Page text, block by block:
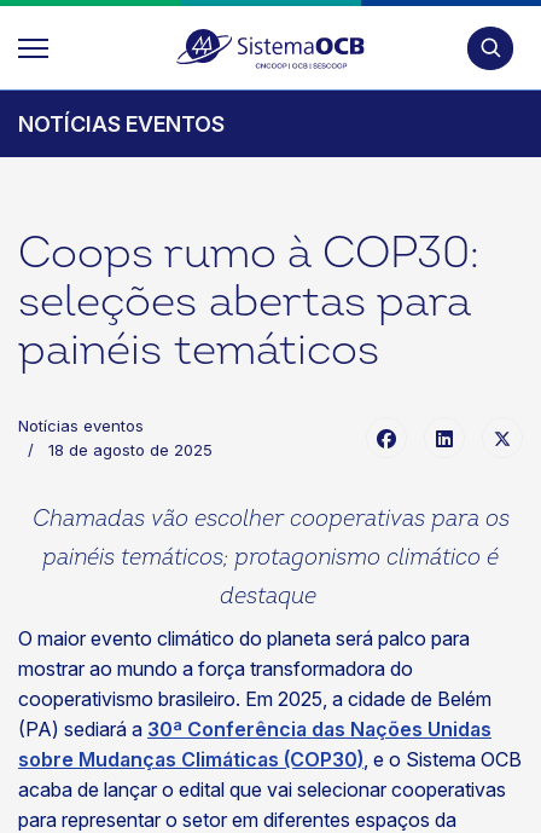
NOTÍCIAS EVENTOS
Coops rumo à COP30:
seleções abertas para
painéis temáticos
Notícias eventos
18 de agosto de 2025
Chamadas vão escolher cooperativas para os
painéis temáticos; protagonismo climático é
destaque
O maior evento climático do planeta será palco para
mostrar ao mundo a força transformadora do
cooperativismo brasileiro. Em 2025, a cidade de Belém
(PA) sediará a 30ª Conferência das Nações Unidas
sobre Mudanças Climáticas (COP30), e o Sistema OCB
acaba de lançar o edital que vai selecionar cooperativas
para representar o setor em diferentes espaços da